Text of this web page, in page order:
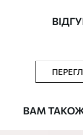
Додатково
ВАМ